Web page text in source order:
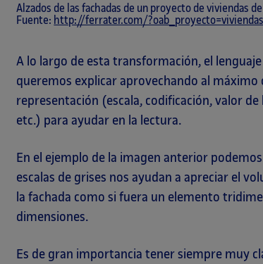
Alzados de las fachadas de un proyecto de viviendas de
Fuente: http://ferrater.com/
A lo largo de esta transformación, el
queremos explicar aprovechando al
representación (escala, codificación, valor
etc.) para ayudar en la lectura.
En el ejemplo de la imagen anterior
escalas de grises nos ayudan a apreciar el
la fachada como si fuera un elemento
dimensiones.
Es de gran importancia tener siempre muy